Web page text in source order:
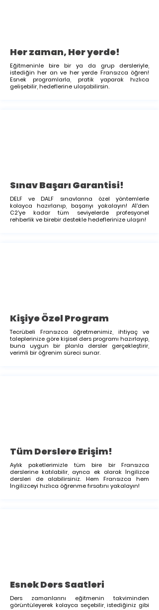
Her zaman, Her yerde!
Eğitmeninle bire bir ya da grup dersleriyle,
istediğin her an ve her yerde Fransızca öğren!
Esnek programlarla, pratik yaparak hızlıca
gelişebilir, hedeflerine ulaşabilirsin.
Sınav Başarı Garantisi!
DELF ve DALF sınavlarına özel yöntemlerle
kolayca hazırlanıp, başarıyı yakalayın! A1'den
C2'ye kadar tüm seviyelerde profesyonel
rehberlik ve birebir destekle hedeflerinize ulaşın!
Kişiye Özel Program
Tecrübeli Fransızca öğretmenimiz, ihtiyaç ve
taleplerinize göre kişisel ders programı hazırlayıp,
buna uygun bir planla dersler gerçekleştirir,
verimli bir öğrenim süreci sunar.
Tüm Derslere Erişim!
Aylık paketlerimizle tüm bire bir Fransızca
derslerine katılabilir, ayrıca ek olarak İngilizce
dersleri de alabilirsiniz. Hem Fransızca hem
İngilizceyi hızlıca öğrenme fırsatını yakalayın!
Esnek Ders Saatleri
Ders zamanlarını eğitmenin takviminden
görüntüleyerek kolayca seçebilir, istediğiniz gibi